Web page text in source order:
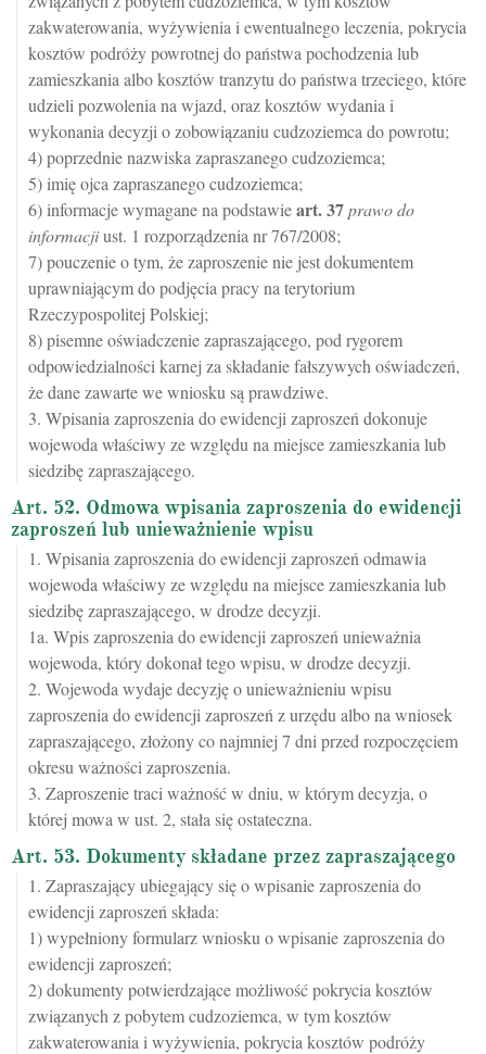
zakwaterowania, wyżywienia i ewentualnego leczenia, pokrycia
kosztów podróży powrotnej do państwa pochodzenia lub
zamieszkania albo kosztów tranzytu do państwa trzeciego, które
udzieli pozwolenia na wjazd, oraz kosztów wydania i
wykonania decyzji o zobowiązaniu cudzoziemca do powrotu;
4) poprzednie nazwiska zapraszanego cudzoziemca;
5) imię ojca zapraszanego cudzoziemca;
6) informacje wymagane na podstawieart.37prawo do
informacjiust. 1 rozporządzenia nr 767/2008;
7) pouczenie o tym, że zaproszenie nie jest dokumentem
uprawniającym do podjęcia pracy na terytorium
Rzeczypospolitej Polskiej;
8) pisemne oświadczenie zapraszającego, pod rygorem
odpowiedzialności karnej za składanie fałszywych oświadczeń,
że dane zawarte we wniosku są prawdziwe.
3. Wpisania zaproszenia do ewidencji zaproszeń dokonuje
wojewoda właściwy ze względu na miejsce zamieszkania lub
siedzibę zapraszającego.
Art. 52. Odmowa wpisania zaproszenia do ewidencji
zaproszeń lub unieważnienie wpisu
1. Wpisania zaproszenia do ewidencji zaproszeń odmawia
wojewoda właściwy ze względu na miejsce zamieszkania lub
siedzibę zapraszającego, w drodze decyzji.
1a. Wpis zaproszenia do ewidencji zaproszeń unieważnia
wojewoda, który dokonał tego wpisu, w drodze decyzji.
2. Wojewoda wydaje decyzję o unieważnieniu wpisu
zaproszenia do ewidencji zaproszeń z urzędu albo na wniosek
zapraszającego, złożony co najmniej 7 dni przed rozpoczęciem
okresu ważności zaproszenia.
3. Zaproszenie traci ważność w dniu, w którym decyzja, o
której mowa w ust. 2, stała się ostateczna.
Art. 53. Dokumenty składane przez zapraszającego
1. Zapraszający ubiegający się o wpisanie zaproszenia do
ewidencji zaproszeń składa:
1) wypełniony formularz wniosku o wpisanie zaproszenia do
ewidencji zaproszeń;
2) dokumenty potwierdzające możliwość pokrycia kosztów
związanych z pobytem cudzoziemca, w tym kosztów
zakwaterowania i wyżywienia, pokrycia kosztów podróży